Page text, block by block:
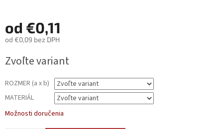
od €0,11
od €0,09 bez DPH
cena:
Zvoľte variant
ROZMER (a x b)
MATERIÁL
Možnosti doručenia